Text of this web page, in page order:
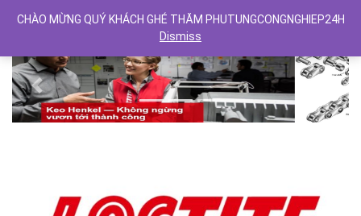
Previous Next
CHÀO MỪNG QUÝ KHÁCH GHÉ THĂM PHUTUNGCONGNGHIEP24H
Dismiss